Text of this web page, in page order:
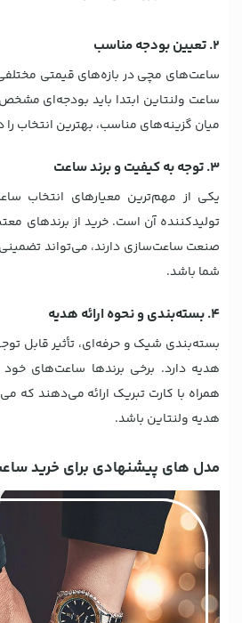
۲. تعیین بودجه مناسب
ساعت‌های مچی در بازه‌های قیمتی
ساعت ولنتاین ابتدا باید بودجه‌ای مشخص
میان گزینه‌های مناسب، بهترین انتخاب را
۳. توجه به کیفیت و برند ساعت
یکی از مهم‌ترین معیارهای انتخاب
تولیدکننده آن است. خرید از برندهای
صنعت ساعت‌سازی دارند، می‌تواند
شما باشد.
۴. بسته‌بندی و نحوه ارائه هدیه
بسته‌بندی شیک و حرفه‌ای، تأثیر قابل
هدیه دارد. برخی برندها ساعت‌های
همراه با کارت تبریک ارائه می‌دهند که
هدیه ولنتاین باشد.
مدل های پیشنهادی برای خرید